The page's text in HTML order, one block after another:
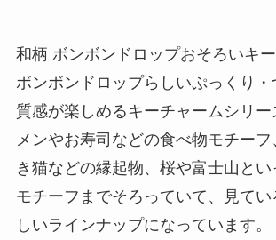
和柄 ボンボンドロップおそろいキー
ボンボンドロップらしいぷっくり・
質感が楽しめるキーチャームシリ
メンやお寿司などの食べ物モチー
き猫などの縁起物、桜や富士山と
モチーフまでそろっていて、見て
しいラインナップになっています。